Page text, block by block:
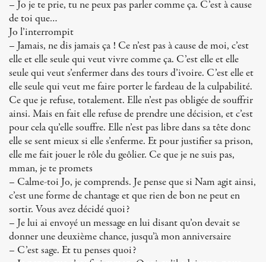
– Jo je te prie, tu ne peux pas parler comme ça. C’est à cause
de toi que…
Jo l’interrompit
– Jamais, ne dis jamais ça ! Ce n’est pas à cause de moi, c’est
elle et elle seule qui veut vivre comme ça. C’est elle et elle
seule qui veut s’enfermer dans des tours d’ivoire. C’est elle et
elle seule qui veut me faire porter le fardeau de la culpabilité.
Ce que je refuse, totalement. Elle n’est pas obligée de souffrir
ainsi. Mais en fait elle refuse de prendre une décision, et c’est
pour cela qu’elle souffre. Elle n’est pas libre dans sa tête donc
elle se sent mieux si elle s’enferme. Et pour justifier sa prison,
elle me fait jouer le rôle du geôlier. Ce que je ne suis pas,
mman, je te promets
– Calme-toi Jo, je comprends. Je pense que si Nam agit ainsi,
c’est une forme de chantage et que rien de bon ne peut en
sortir. Vous avez décidé quoi?
– Je lui ai envoyé un message en lui disant qu’on devait se
donner une deuxième chance, jusqu’à mon anniversaire
– C’est sage. Et tu penses quoi?